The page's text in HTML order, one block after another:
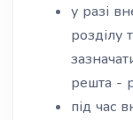
у разі
розділу
решта -
під час